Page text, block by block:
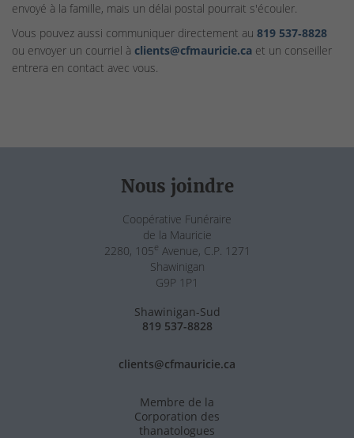
envoyé à la famille, mais un délai postal pourrait s'écouler.
Vous pouvez aussi communiquer directement au 819 537‑8828
ou envoyer un courriel à clients@cfmauricie.ca et un conseiller
entrera en contact avec vous.
Nous joindre
Coopérative Funéraire
de la Mauricie
2280, 105e Avenue, C.P. 1271
Shawinigan
G9P 1P1
Shawinigan-Sud
819 537-8828
clients@cfmauricie.ca
Membre de la
Corporation des
thanatologues